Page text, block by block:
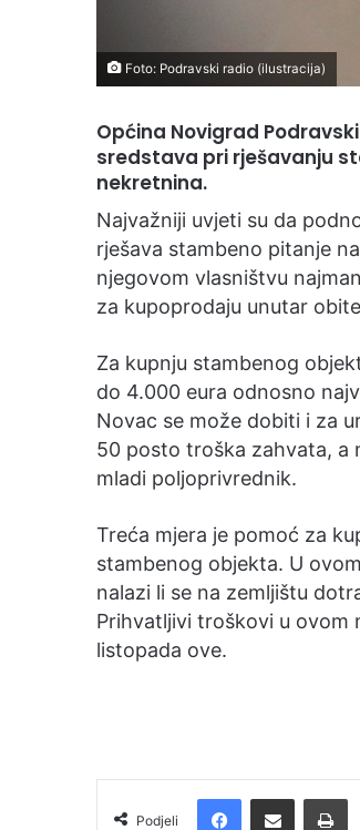
Foto: Podravski radio (ilustracija)
Općina Novigrad
sredstava pri rješavanju
nekretnina.
Najvažniji uvjeti su da
rješava stambeno pitanje
njegovom vlasništvu
za kupoprodaju unutar
Za kupnju stambenog
do 4.000 eura odnosno
Novac se može dobiti i za
50 posto troška zahvata, a
mladi poljoprivrednik.
Treća mjera je pomoć za
stambenog objekta. U
nalazi li se na zemljištu
Prihvatljivi troškovi u ovom
listopada ove.
Podjeli